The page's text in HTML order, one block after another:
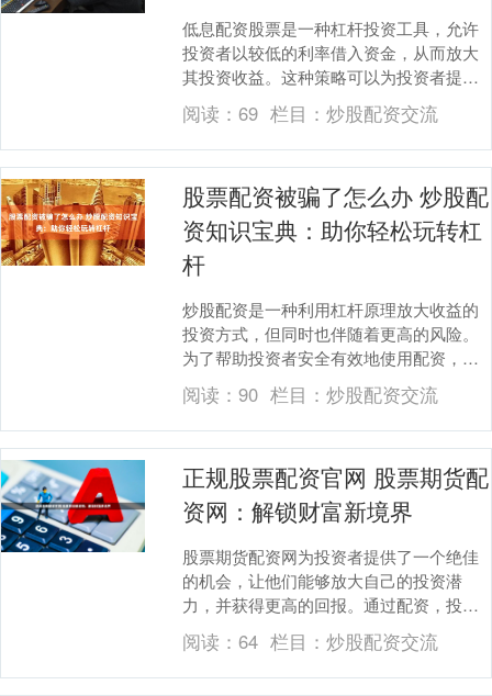
低息配资股票是一种杠杆投资工具，允许
投资者以较低的利率借入资金，从而放大
其投资收益。这种策略可以为投资者提供
以下优势： 线上股票配资开户通常只需要
几分钟即可完成....
阅读：69 栏目： 炒股配资交流
股票配资被骗了怎么办 炒股配
资知识宝典：助你轻松玩转杠
杆
炒股配资是一种利用杠杆原理放大收益的
投资方式，但同时也伴随着更高的风险。
为了帮助投资者安全有效地使用配资，特
整理以下知识宝典： 其次，要选择一家服
务周到的股票配....
阅读：90 栏目： 炒股配资交流
正规股票配资官网 股票期货配
资网：解锁财富新境界
股票期货配资网为投资者提供了一个绝佳
的机会，让他们能够放大自己的投资潜
力，并获得更高的回报。通过配资，投资
者可以借用资金来增加自己的交易规模正
规股票配资官网，从....
阅读：64 栏目： 炒股配资交流